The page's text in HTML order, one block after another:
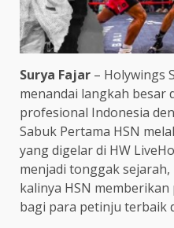
Surya Fajar – Holywings
menandai langkah besar
profesional Indonesia
Sabuk Pertama HSN
yang digelar di HW
menjadi tonggak
kalinya HSN
bagi para petinju terbaik